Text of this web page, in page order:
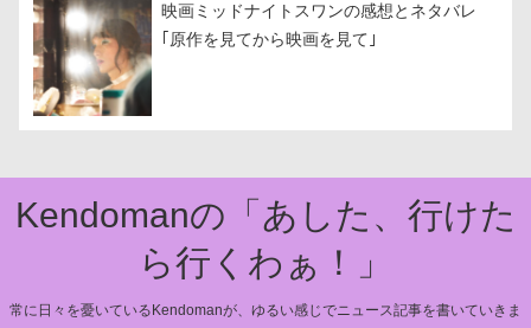
映画ミッドナイトスワンの感想とネタバレ
｢原作を見てから映画を見て｣
Kendomanの「あした、行けた
ら行くわぁ！」
常に日々を憂いているKendomanが、ゆるい感じでニュース記事を書いていきま